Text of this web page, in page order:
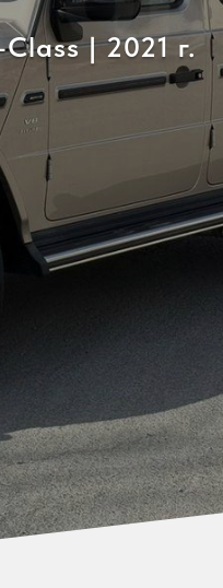
| 2021 г.